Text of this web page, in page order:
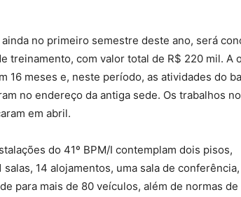
no primeiro semestre deste ano, será
treinamento, com valor total de R$ 220 mil. A
16 meses e, neste período, as atividades do
no endereço da antiga sede. Os trabalhos
em abril.
do 41º BPM/I contemplam dois pisos,
salas, 14 alojamentos, uma sala de
para mais de 80 veículos, além de normas de